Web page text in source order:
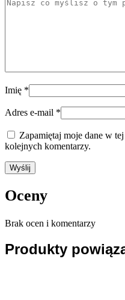
Imię *
Adres e-mail *
Zapamiętaj moje dane w
kolejnych komentarzy.
Oceny
Brak ocen i komentarzy
Produkty